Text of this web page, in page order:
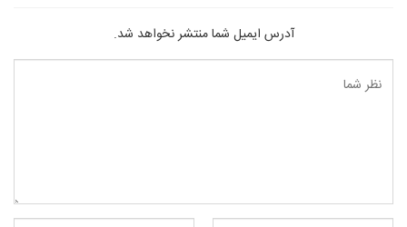
آدرس ایمیل شما منتشر نخواهد شد.